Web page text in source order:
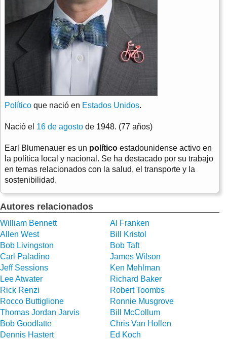
Político que nació en Estados Unidos.
Nació el 16 de agosto de 1948. (77 años)
Earl Blumenauer es un político estadounidense activo en
la política local y nacional. Se ha destacado por su trabajo
en temas relacionados con la salud, el transporte y la
sostenibilidad.
Autores relacionados
William Bennett
Al Franken
Allen West
Bill Kristol
Bob Livingston
Bob Taft
Carl Paladino
James Wilson
Jeff Sessions
Ken Mehlman
Lee Atwater
Richard Baker
Rick Renzi
Robert Toombs
Rocco Buttiglione
Ronnie Musgrove
Thomas Jordan Jarvis
Bill McCollum
Bob Goodlatte
Chris Van Hollen
Dennis Hastert
Ed Koch